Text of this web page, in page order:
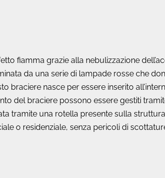
fiamma grazie alla nebulizzazione
da una serie di lampade rosse che
braciere nasce per essere inserito
del braciere possono essere gestiti
tramite una rotella presente sulla
o residenziale, senza pericoli di